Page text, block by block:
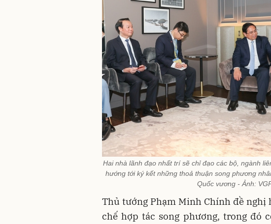
Hai nhà lãnh đạo nhất trí sẽ chỉ đạo các bộ, ngành
hướng tới ký kết những thoả thuận song phương
Quốc vương - Ảnh:
Thủ tướng Phạm Minh Chính đề nghị
chế hợp tác song phương, trong đó